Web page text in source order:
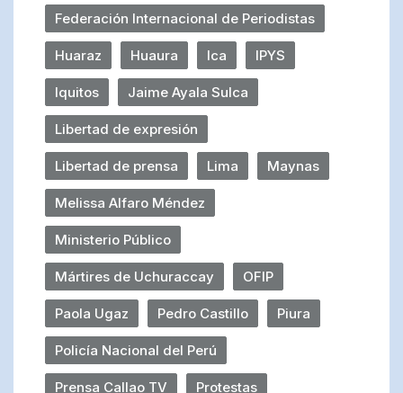
Federación Internacional de Periodistas
Huaraz Huaura Ica IPYS
Iquitos Jaime Ayala Sulca
Libertad de expresión
Libertad de prensa Lima Maynas
Melissa Alfaro Méndez
Ministerio Público
Mártires de Uchuraccay OFIP
Paola Ugaz Pedro Castillo Piura
Policía Nacional del Perú
Prensa Callao TV Protestas